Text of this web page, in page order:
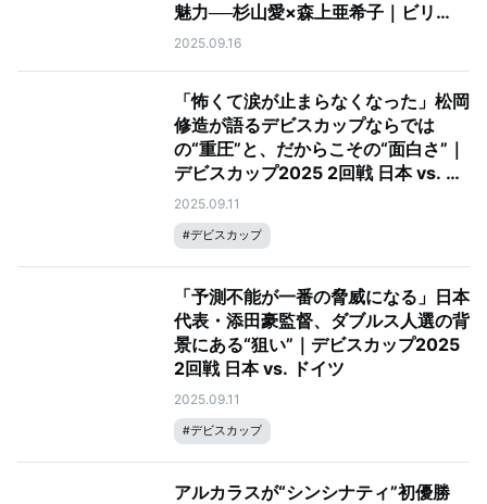
魅力──杉山愛×森上亜希子｜ビリ
ー・ジーン・キング・カップ by
2025.09.16
「怖くて涙が止まらなくなった」松岡
修造が語るデビスカップならでは
の“重圧”と、だからこその“面白さ”｜
デビスカップ2025 2回戦 日本 vs. ド
イツ
2025.09.11
#デビスカップ
「予測不能が一番の脅威になる」日本
代表・添田豪監督、ダブルス人選の背
景にある“狙い”｜デビスカップ2025
2回戦 日本 vs. ドイツ
2025.09.11
#デビスカップ
アルカラスが“シンシナティ”初優勝